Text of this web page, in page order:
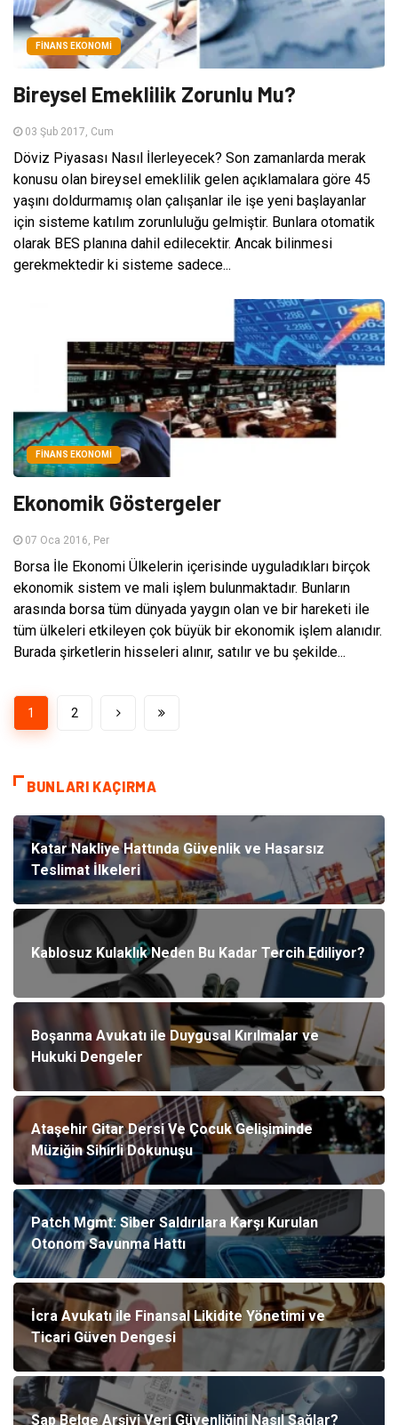
FINANS EKONOMI
Bireysel Emeklilik Zorunlu Mu?
03 Şub 2017, Cum
Döviz Piyasası Nasıl İlerleyecek? Son zamanlarda merak
konusu olan bireysel emeklilik gelen açıklamalara göre 45
yaşını doldurmamış olan çalışanlar ile işe yeni başlayanlar
için sisteme katılım zorunluluğu gelmiştir. Bunlara otomatik
olarak BES planına dahil edilecektir. Ancak bilinmesi
gerekmektedir ki sisteme sadece...
FINANS EKONOMI
Ekonomik Göstergeler
07 Oca 2016, Per
Borsa İle Ekonomi Ülkelerin içerisinde uyguladıkları birçok
ekonomik sistem ve mali işlem bulunmaktadır. Bunların
arasında borsa tüm dünyada yaygın olan ve bir hareketi ile
tüm ülkeleri etkileyen çok büyük bir ekonomik işlem alanıdır.
Burada şirketlerin hisseleri alınır, satılır ve bu şekilde...
1 2
BUNLARI KAÇIRMA
Katar Nakliye Hattında Güvenlik ve Hasarsız
Teslimat İlkeleri
Kablosuz Kulaklık Neden Bu Kadar Tercih Ediliyor?
Boşanma Avukatı ile Duygusal Kırılmalar ve
Hukuki Dengeler
Ataşehir Gitar Dersi Ve Çocuk Gelişiminde
Müziğin Sihirli Dokunuşu
Patch Mgmt: Siber Saldırılara Karşı Kurulan
Otonom Savunma Hattı
İcra Avukatı ile Finansal Likidite Yönetimi ve
Ticari Güven Dengesi
Sap Belge Arşivi Veri Güvenliğini Nasıl Sağlar?